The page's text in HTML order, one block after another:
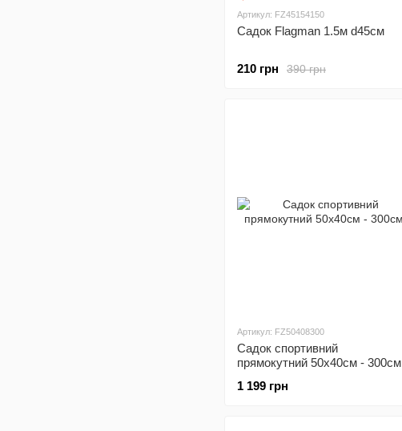
Артикул: FZ45154150
Садок Flagman 1.5м d45см
390 грн
210 грн
Артикул: FZ50408300
Садок спортивний
прямокутний 50x40cм - 300cм
1 199 грн